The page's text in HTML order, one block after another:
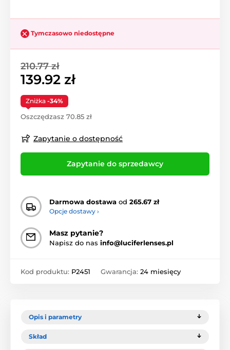
Tymczasowo niedostępne
210.77 zł
139.92 zł
Zniżka -34%
Oszczędzasz 70.85 zł
Zapytanie o dostępność
Zapytanie do sprzedawcy
Darmowa dostawa od 265.67 zł
Opcje dostawy ›
Masz pytanie?
Napisz do nas info@luciferlenses.pl
Kod produktu: P2451 Gwarancja: 24 miesięcy
Opis i parametry
Skład